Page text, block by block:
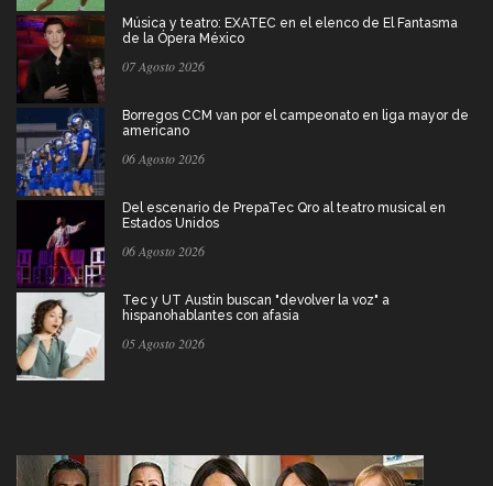
Música y teatro: EXATEC en el elenco de El Fantasma
de la Ópera México
07 Agosto 2026
Borregos CCM van por el campeonato en liga mayor de
americano
06 Agosto 2026
Del escenario de PrepaTec Qro al teatro musical en
Estados Unidos
06 Agosto 2026
Tec y UT Austin buscan "devolver la voz" a
hispanohablantes con afasia
05 Agosto 2026